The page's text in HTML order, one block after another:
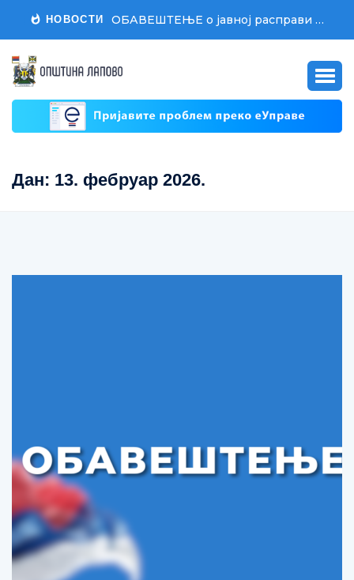
НОВОСТИ ОБАВЕШТЕЊЕ о јавној расправи о Нацрту Одлуке о другој измени и допуни Одлуке о буџету општине Лапово за 2026. годину
Дан: 13. фебруар 2026.